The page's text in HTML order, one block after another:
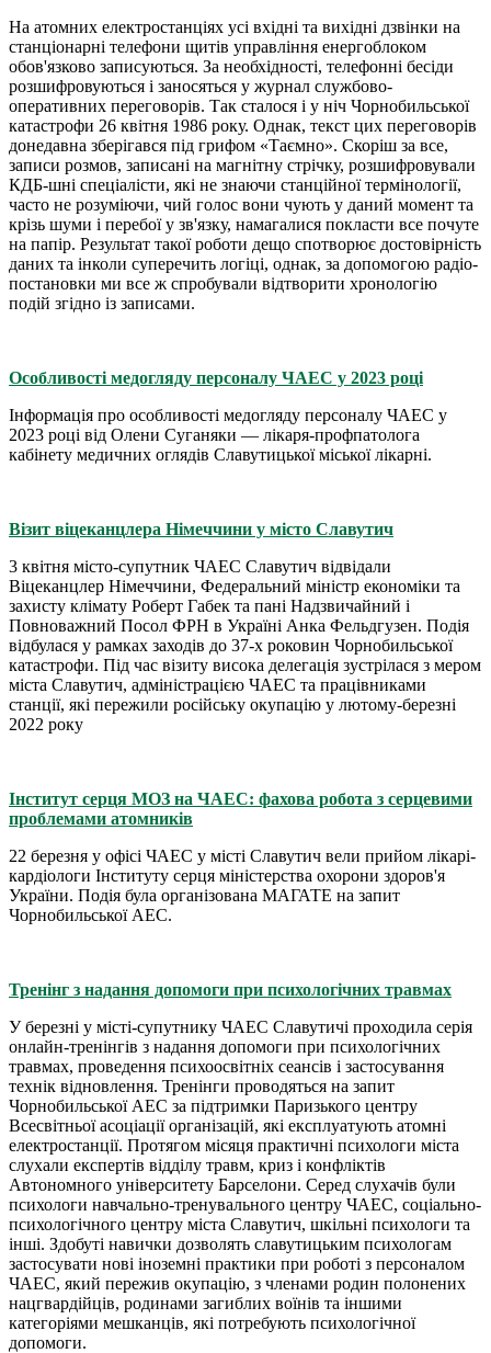
На атомних електростанціях усі вхідні та вихідні дзвінки на
станціонарні телефони щитів управління енергоблоком
обов'язково записуються. За необхідності, телефонні бесіди
розшифровуються і заносяться у журнал службово-
оперативних переговорів. Так сталося і у ніч Чорнобильської
катастрофи 26 квітня 1986 року. Однак, текст цих переговорів
донедавна зберігався під грифом «Таємно». Скоріш за все,
записи розмов, записані на магнітну стрічку, розшифровували
КДБ-шні спеціалісти, які не знаючи станційної термінології,
часто не розуміючи, чий голос вони чують у даний момент та
крізь шуми і перебої у зв'язку, намагалися покласти все почуте
на папір. Результат такої роботи дещо спотворює достовірність
даних та інколи суперечить логіці, однак, за допомогою радіо-
постановки ми все ж спробували відтворити хронологію
подій згідно із записами.
Особливості медогляду персоналу ЧАЕС у 2023 році
Інформація про особливості медогляду персоналу ЧАЕС у
2023 році від Олени Суганяки — лікаря-профпатолога
кабінету медичних оглядів Славутицької міської лікарні.
Візит віцеканцлера Німеччини у місто Славутич
3 квітня місто-супутник ЧАЕС Славутич відвідали
Віцеканцлер Німеччини, Федеральний міністр економіки та
захисту клімату Роберт Габек та пані Надзвичайний і
Повноважний Посол ФРН в Україні Анка Фельдгузен. Подія
відбулася у рамках заходів до 37-х роковин Чорнобильської
катастрофи. Під час візиту висока делегація зустрілася з мером
міста Славутич, адміністрацією ЧАЕС та працівниками
станції, які пережили російську окупацію у лютому-березні
2022 року
Інститут серця МОЗ на ЧАЕС: фахова робота з серцевими
проблемами атомників
22 березня у офісі ЧАЕС у місті Славутич вели прийом лікарі-
кардіологи Інституту серця міністерства охорони здоров'я
України. Подія була організована МАГАТЕ на запит
Чорнобильської АЕС.
Тренінг з надання допомоги при психологічних травмах
У березні у місті-супутнику ЧАЕС Славутичі проходила серія
онлайн-тренінгів з надання допомоги при психологічних
травмах, проведення психоосвітніх сеансів і застосування
технік відновлення. Тренінги проводяться на запит
Чорнобильської АЕС за підтримки Паризького центру
Всесвітньої асоціації організацій, які експлуатують атомні
електростанції. Протягом місяця практичні психологи міста
слухали експертів відділу травм, криз і конфліктів
Автономного університету Барселони. Серед слухачів були
психологи навчально-тренувального центру ЧАЕС, соціально-
психологічного центру міста Славутич, шкільні психологи та
інші. Здобуті навички дозволять славутицьким психологам
застосувати нові іноземні практики при роботі з персоналом
ЧАЕС, який пережив окупацію, з членами родин полонених
нацгвардійців, родинами загиблих воїнів та іншими
категоріями мешканців, які потребують психологічної
допомоги.